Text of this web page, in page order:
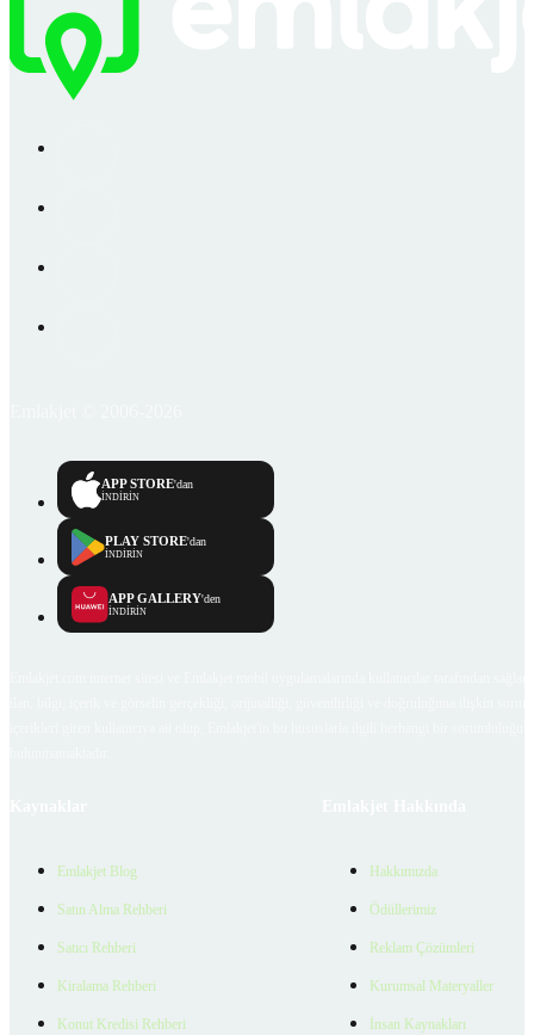
APP STORE'dan
İNDİRİN
PLAY STORE'dan
İNDİRİN
APP GALLERY'den
İNDİRİN
Emlakjet Blog
Satın Alma Rehberi
Satıcı Rehberi
Kiralama Rehberi
Konut Kredisi Rehberi
Hakkımızda
Ödüllerimiz
Reklam Çözümleri
Kurumsal Materyaller
İnsan Kaynakları